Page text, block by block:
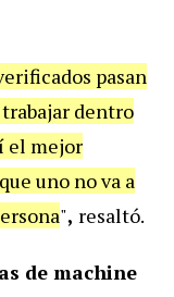
pasan
dentro
el mejor
uno no va a
", resaltó.
de machine